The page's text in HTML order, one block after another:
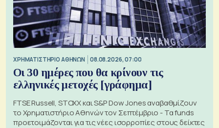
XΡΗΜΑΤΙΣΤΗΡΙΟ ΑΘΗΝΩΝ 08.08.2026, 07:00
Οι 30 ημέρες που θα κρίνουν τις
ελληνικές μετοχές [γράφημα]
FTSE Russell, STOXX και S&P Dow Jones αναβαθμίζουν
το Χρηματιστήριο Αθηνών τον Σεπτέμβριο - Τα funds
προετοιμάζονται για τις νέες ισορροπίες στους δείκτες